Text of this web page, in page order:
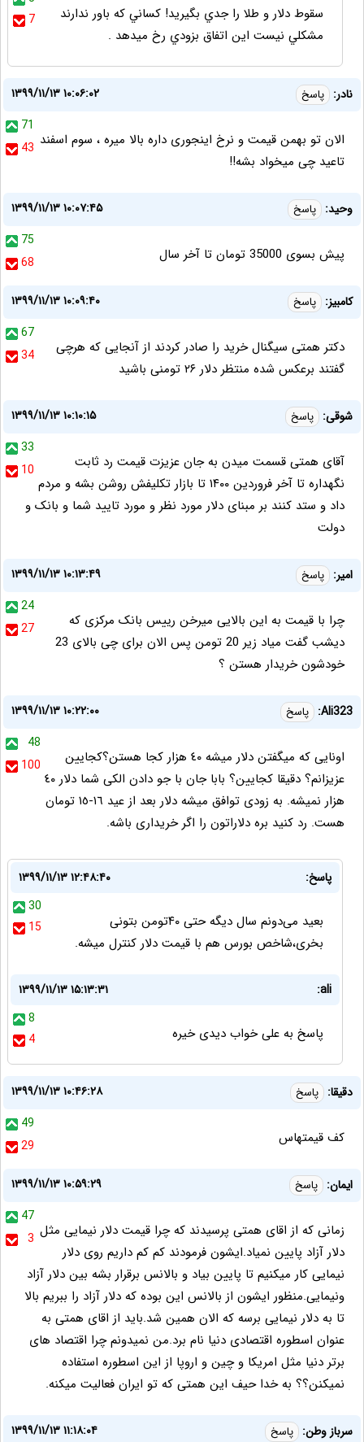
7
سقوط دلار و طلا را جدي بگيريد! كساني كه باور ندارند
مشكلي نيست اين اتفاق بزودي رخ ميدهد .
نادر: پاسخ
۱۳۹۹/۱۱/۱۳ ۱۰:۰۶:۰۲
71
43 الان تو بهمن قیمت و نرخ اینجوری داره بالا میره ، سوم اسفند
تاعید چی میخواد بشه!!
وحید: پاسخ
۱۳۹۹/۱۱/۱۳ ۱۰:۰۷:۴۵
75
68
پیش بسوی 35000 تومان تا آخر سال
کامبیز: پاسخ
۱۳۹۹/۱۱/۱۳ ۱۰:۰۹:۴۰
67
34
دکتر همتی سیگنال خرید را صادر کردند از آنجایی که هرچی
گفتند برعکس شده منتظر دلار ۲۶ تومنی باشید
شوقی: پاسخ
۱۳۹۹/۱۱/۱۳ ۱۰:۱۰:۱۵
33
10
آقای همتی قسمت میدن به جان عزیزت قیمت رد ثابت
نگهداره تا آخر فروردین ۱۴۰۰ تا بازار تکلیفش روشن بشه و مردم
داد و ستد کنند بر مبنای دلار مورد نظر و مورد تایید شما و بانک و
دولت
امیر: پاسخ
۱۳۹۹/۱۱/۱۳ ۱۰:۱۳:۴۹
24
27
چرا با قیمت به این بالایی میرخن رییس بانک مرکزی که
دیشب گفت میاد زیر 20 تومن پس الان برای چی بالای 23
خودشون خریدار هستن ؟
Ali323: پاسخ
۱۳۹۹/۱۱/۱۳ ۱۰:۲۲:۰۰
48
100
اونايى كه ميگفتن دلار ميشه ٤٠ هزار كجا هستن؟كجايين
عزيزانم؟ دقيقا كجايين؟ بابا جان با جو دادن الكى شما دلار ٤٠
هزار نميشه. به زودى توافق ميشه دلار بعد از عيد ١٦-١٥ تومان
هست. رد كنيد بره دلاراتون را اگر خريدارى باشه.
پاسخ:
۱۳۹۹/۱۱/۱۳ ۱۲:۴۸:۴۰
30
15
بعید می‌دونم سال دیگه حتی ۴۰تومن بتونی
بخری،شاخص بورس هم با قیمت دلار کنترل میشه.
ali:
۱۳۹۹/۱۱/۱۳ ۱۵:۱۳:۳۱
8
4
پاسخ به علی خواب دیدی خیره
دقیقا: پاسخ
۱۳۹۹/۱۱/۱۳ ۱۰:۴۶:۲۸
49
29
کف قیمتهاس
ایمان: پاسخ
۱۳۹۹/۱۱/۱۳ ۱۰:۵۹:۲۹
47
3 زمانی که از اقای همتی پرسیدند که چرا قیمت دلار نیمایی مثل
دلار آزاد پایین نمیاد.ایشون فرمودند کم کم داریم روی دلار
نیمایی کار میکنیم تا پایین بیاد و بالانس برقرار بشه بین دلار آزاد
ونیمایی.منظور ایشون از بالانس این بوده که دلار آزاد را ببریم بالا
تا به دلار نیمایی برسه که الان همین شد.باید از اقای همتی به
عنوان اسطوره اقتصادی دنیا نام برد.من نمیدونم چرا اقتصاد های
برتر دنیا مثل امریکا و چین و اروپا از این اسطوره استفاده
نمیکنن؟؟ به خدا حیف این همتی که تو ایران فعالیت میکنه.
سرباز وطن: پاسخ
۱۳۹۹/۱۱/۱۳ ۱۱:۱۸:۰۴